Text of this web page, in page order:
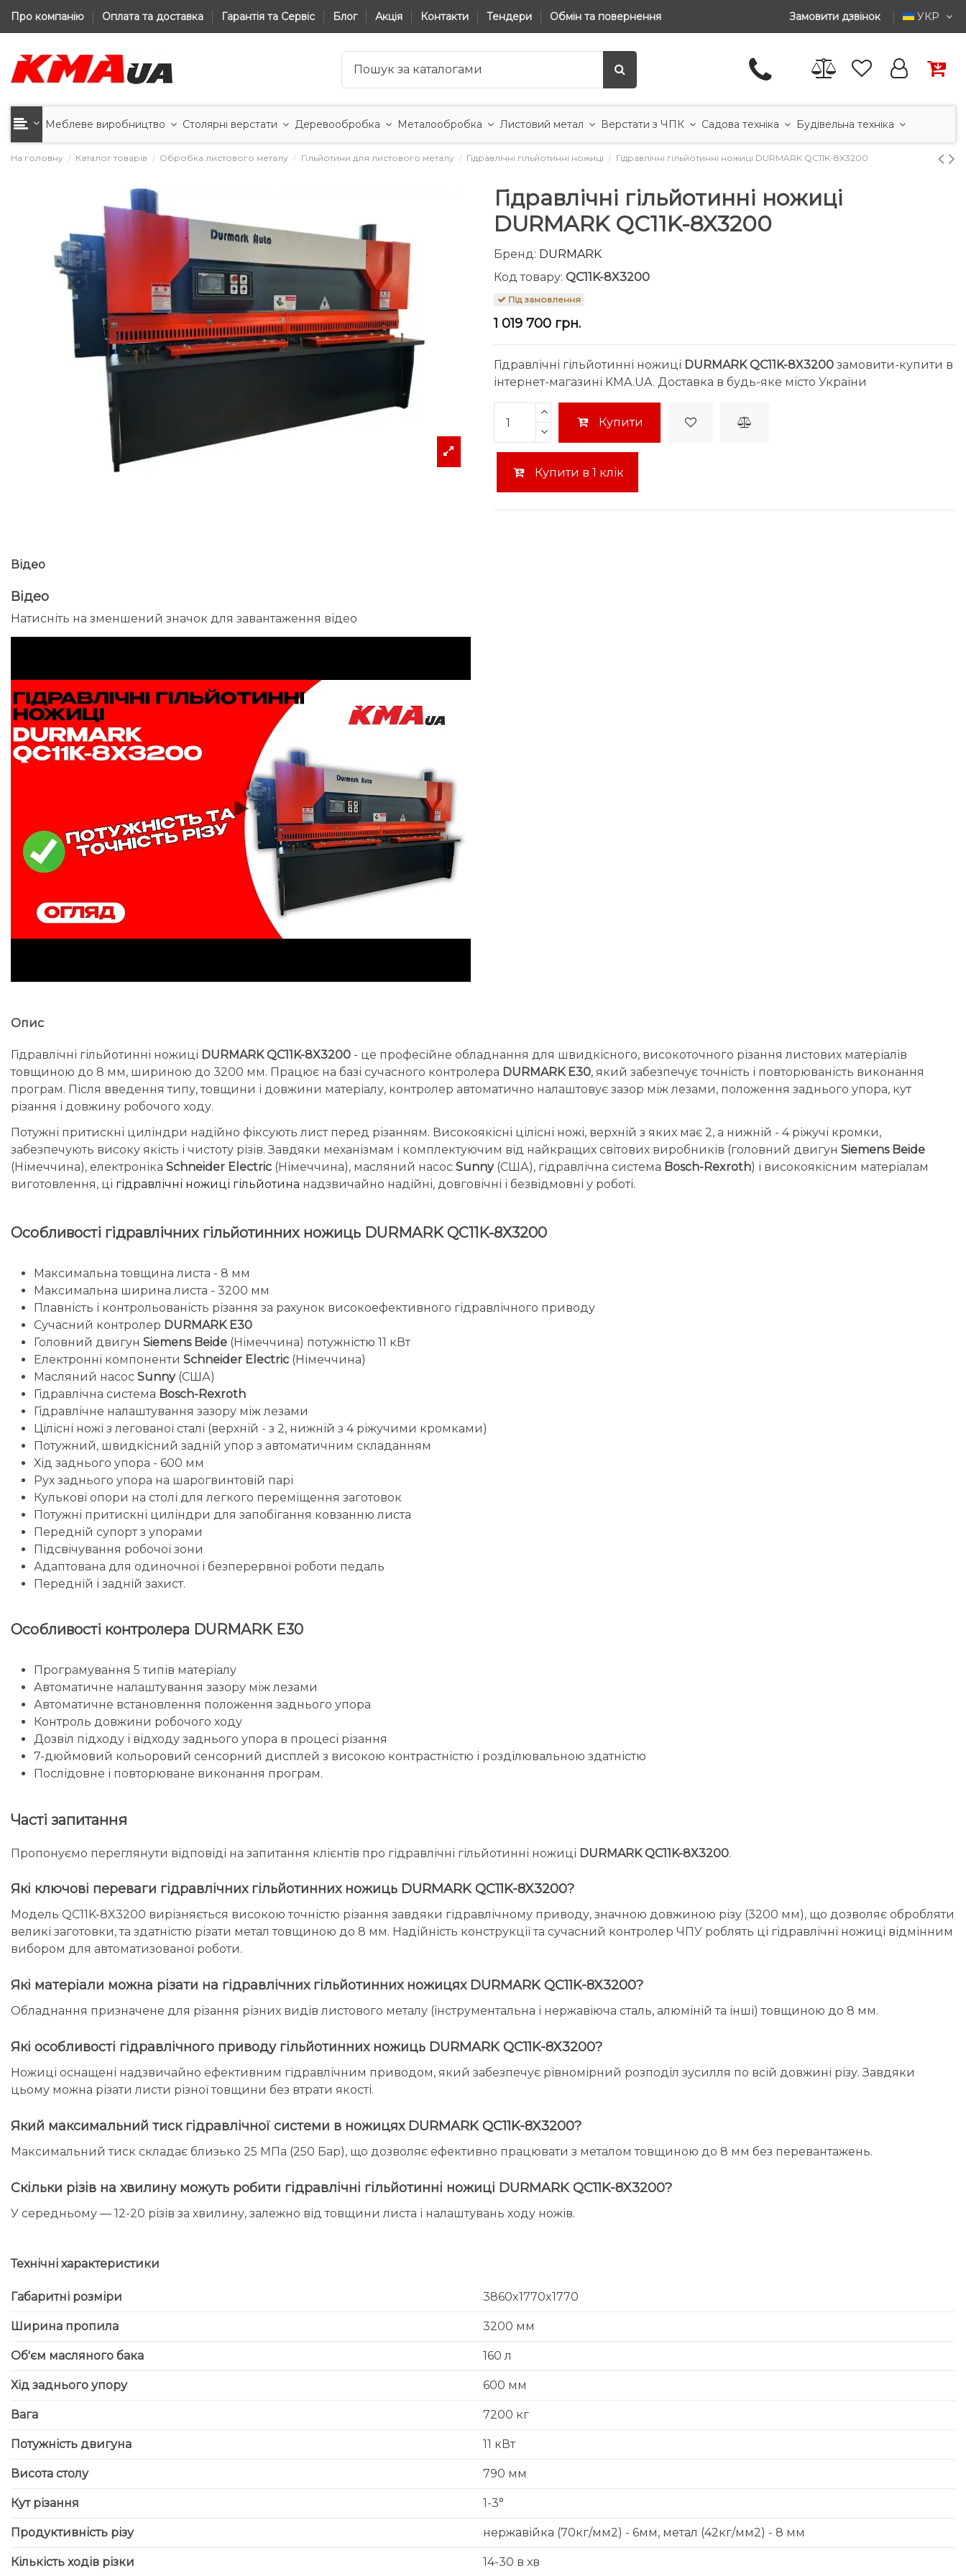
Про компанію Оплата та доставка Гарантія та Сервіс Блог Акція Контакти Тендери Обмін та повернення Замовити дзвінок УКР
Меблеве виробництво Столярні верстати Деревообробка Металообробка Листовий метал Верстати з ЧПК Садова техніка Будівельна техніка
На головну Каталог товарів Обробка листового металу Гільйотини для листового металу Гідравлічні гільйотинні ножиці Гідравлічні гільйотинні ножиці DURMARK QC11K-8X3200
Гідравлічні гільйотинні ножиці
DURMARK QC11K-8X3200
Бренд: DURMARK
Код товару: QC11K-8X3200
Під замовлення
1 019 700 грн.
Гідравлічні гільйотинні ножиці DURMARK QC11K-8X3200 замовити-купити в
інтернет-магазині KMA.UA. Доставка в будь-яке місто України
Купити
Купити в 1 клік
Відео
Відео
Натисніть на зменшений значок для завантаження відео
Опис
Гідравлічні гільйотинні ножиці DURMARK QC11K-8X3200 - це професійне обладнання для швидкісного, високоточного різання листових матеріалів
товщиною до 8 мм, шириною до 3200 мм. Працює на базі сучасного контролера DURMARK E30, який забезпечує точність і повторюваність виконання
програм. Після введення типу, товщини і довжини матеріалу, контролер автоматично налаштовує зазор між лезами, положення заднього упора, кут
різання і довжину робочого ходу.
Потужні притискні циліндри надійно фіксують лист перед різанням. Високоякісні цілісні ножі, верхній з яких має 2, а нижній - 4 ріжучі кромки,
забезпечують високу якість і чистоту різів. Завдяки механізмам і комплектуючим від найкращих світових виробників (головний двигун Siemens Beide
(Німеччина), електроніка Schneider Electric (Німеччина), масляний насос Sunny(США), гідравлічна система Bosch-Rexroth) і високоякісним матеріалам
виготовлення, ці гідравлічні ножиці гільйотина надзвичайно надійні, довговічні і безвідмовні у роботі.
Особливості гідравлічних гільйотинних ножиць DURMARK QC11K-8X3200
Максимальна товщина листа - 8 мм
Максимальна ширина листа - 3200 мм
Плавність і контрольованість різання за рахунок високоефективного гідравлічного приводу
Сучасний контролер DURMARK E30
Головний двигун Siemens Beide (Німеччина) потужністю 11 кВт
Електронні компоненти Schneider Electric (Німеччина)
Масляний насос Sunny(США)
Гідравлічна система Bosch-Rexroth
Гідравлічне налаштування зазору між лезами
Цілісні ножі з легованої сталі (верхній - з 2, нижній з 4 ріжучими кромками)
Потужний, швидкісний задній упор з автоматичним складанням
Хід заднього упора - 600 мм
Рух заднього упора на шарогвинтовій парі
Кулькові опори на столі для легкого переміщення заготовок
Потужні притискні циліндри для запобігання ковзанню листа
Передній супорт з упорами
Підсвічування робочої зони
Адаптована для одиночної і безперервної роботи педаль
Передній і задній захист.
Особливості контролера DURMARK E30
Програмування 5 типів матеріалу
Автоматичне налаштування зазору між лезами
Автоматичне встановлення положення заднього упора
Контроль довжини робочого ходу
Дозвіл підходу і відходу заднього упора в процесі різання
7-дюймовий кольоровий сенсорний дисплей з високою контрастністю і розділювальною здатністю
Послідовне і повторюване виконання програм.
Часті запитання
Пропонуємо переглянути відповіді на запитання клієнтів про гідравлічні гільйотинні ножиці DURMARK QC11K-8X3200.
Які ключові переваги гідравлічних гільйотинних ножиць DURMARK QC11K-8X3200?
Модель QC11K-8X3200 вирізняється високою точністю різання завдяки гідравлічному приводу, значною довжиною різу (3200 мм), що дозволяє обробляти
великі заготовки, та здатністю різати метал товщиною до 8 мм. Надійність конструкції та сучасний контролер ЧПУ роблять ці гідравлічні ножиці відмінним
вибором для автоматизованої роботи.
Які матеріали можна різати на гідравлічних гільйотинних ножицях DURMARK QC11K-8X3200?
Обладнання призначене для різання різних видів листового металу (інструментальна і нержавіюча сталь, алюміній та інші) товщиною до 8 мм.
Які особливості гідравлічного приводу гільйотинних ножиць DURMARK QC11K-8X3200?
Ножиці оснащені надзвичайно ефективним гідравлічним приводом, який забезпечує рівномірний розподіл зусилля по всій довжині різу. Завдяки
цьому можна різати листи різної товщини без втрати якості.
Який максимальний тиск гідравлічної системи в ножицях DURMARK QC11K-8X3200?
Максимальний тиск складає близько 25 МПа (250 Бар), що дозволяє ефективно працювати з металом товщиною до 8 мм без перевантажень.
Скільки різів на хвилину можуть робити гідравлічні гільйотинні ножиці DURMARK QC11K-8X3200?
У середньому — 12-20 різів за хвилину, залежно від товщини листа і налаштувань ходу ножів.
Технічні характеристики
Габаритні розміри 3860x1770x1770
Ширина пропила 3200 мм
Об'єм масляного бака 160 л
Хід заднього упору 600 мм
Вага 7200 кг
Потужність двигуна 11 кВт
Висота столу 790 мм
Кут різання 1-3°
Продуктивність різу нержавійка (70кг/мм2) - 6мм, метал (42кг/мм2) - 8 мм
Кількість ходів різки 14-30 в хв